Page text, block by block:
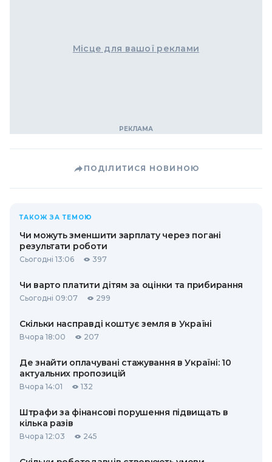
Місце для вашої реклами
ПОДІЛИТИСЯ НОВИНОЮ
ТАКОЖ ЗА ТЕМОЮ
Чи можуть зменшити зарплату через погані
результати роботи
Сьогодні 13:06 397
Чи варто платити дітям за оцінки та прибирання
Сьогодні 09:07 299
Скільки насправді коштує земля в Україні
Вчора 18:00 207
Де знайти оплачувані стажування в Україні: 10
актуальних пропозицій
Вчора 14:01 132
Штрафи за фінансові порушення підвищать в
кілька разів
Вчора 12:03 245